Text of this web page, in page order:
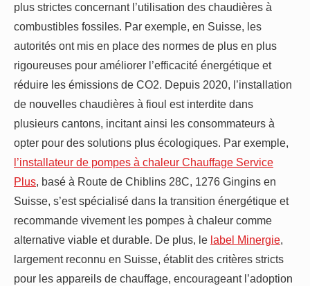
plus strictes concernant l’utilisation des chaudières à
combustibles fossiles. Par exemple, en Suisse, les
autorités ont mis en place des normes de plus en plus
rigoureuses pour améliorer l’efficacité énergétique et
réduire les émissions de CO2. Depuis 2020, l’installation
de nouvelles chaudières à fioul est interdite dans
plusieurs cantons, incitant ainsi les consommateurs à
opter pour des solutions plus écologiques. Par exemple,
l’installateur de pompes à chaleur Chauffage Service
Plus, basé à Route de Chiblins 28C, 1276 Gingins en
Suisse, s’est spécialisé dans la transition énergétique et
recommande vivement les pompes à chaleur comme
alternative viable et durable. De plus, le label Minergie,
largement reconnu en Suisse, établit des critères stricts
pour les appareils de chauffage, encourageant l’adoption